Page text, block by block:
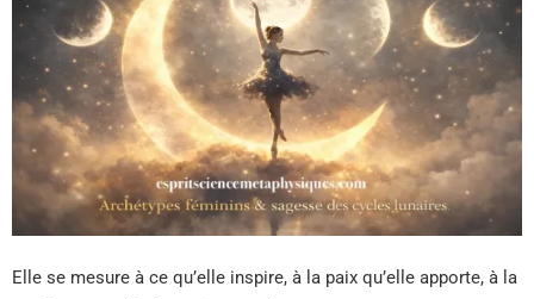
Elle se mesure à ce qu’elle inspire, à la paix qu’elle apporte, à la